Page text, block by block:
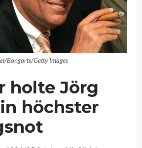
Bongarts/Getty Images
holte Jörg
höchster